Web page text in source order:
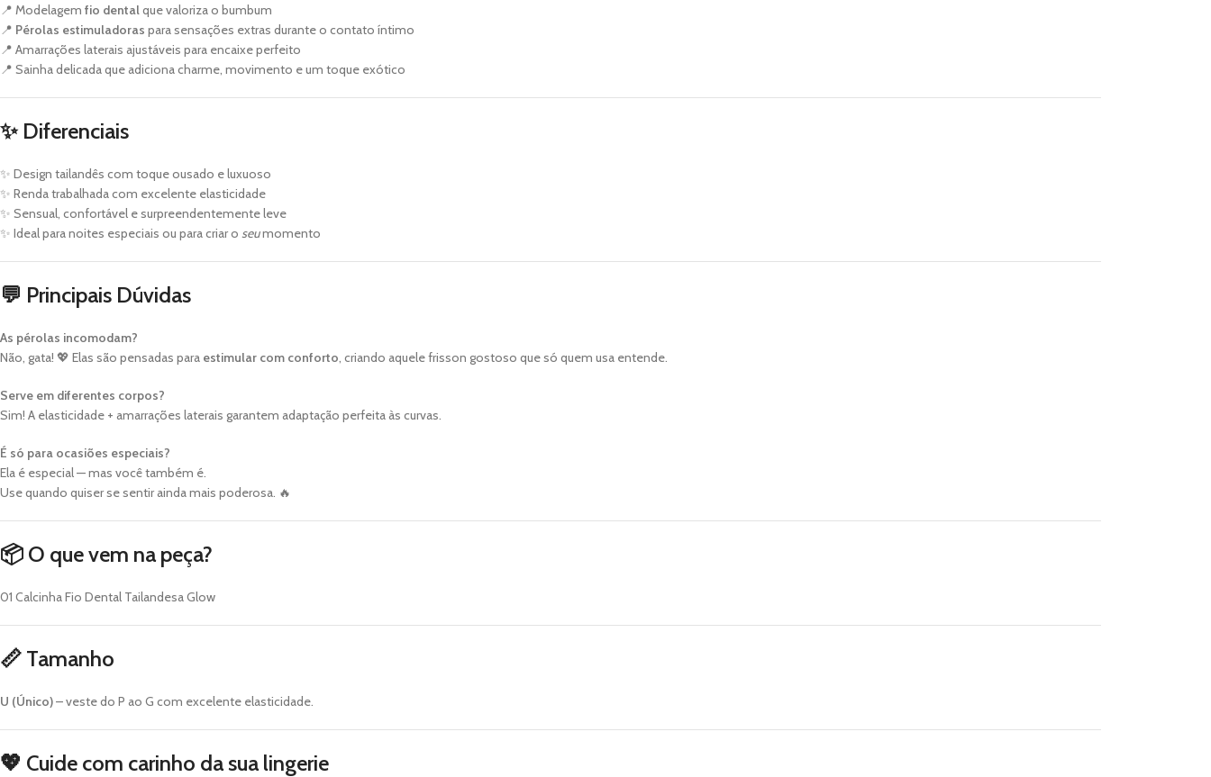
📍 Modelagem fio dentalque valoriza o bumbum
📍 Pérolas estimuladoras para sensações extras durante o contato íntimo
📍 Amarrações laterais ajustáveis para encaixe perfeito
📍 Sainha delicada que adiciona charme, movimento e um toque exótico
✨ Diferenciais
✨ Design tailandês com toque ousado e luxuoso
✨ Renda trabalhada com excelente elasticidade
✨ Sensual, confortável e surpreendentemente leve
✨ Ideal para noites especiais ou para criar o seumomento
💬 Principais Dúvidas
As pérolas incomodam?
Não, gata! 💖 Elas são pensadas para estimular com conforto, criando aquele frisson gostoso que só quem usa entende.
Serve em diferentes corpos?
Sim! A elasticidade + amarrações laterais garantem adaptação perfeita às curvas.
É só para ocasiões especiais?
Ela é especial — mas você também é.
Use quando quiser se sentir ainda mais poderosa. 🔥
📦 O que vem na peça?
01 Calcinha Fio Dental Tailandesa Glow
📏 Tamanho
U (Único)– veste do P ao G com excelente elasticidade.
💖 Cuide com carinho da sua lingerie